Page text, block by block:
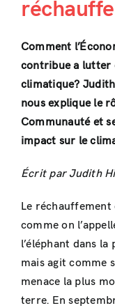
Comment
contribue a lutter
climatique?
nous explique le
Communauté et
impact sur le
Écrit par Judith
Le
comme on
l’éléphant dans la
mais agit comme
menace la plus
terre. En